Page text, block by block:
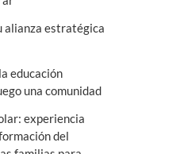
ú
alianza estratégica
educación
una comunidad
experiencia
del